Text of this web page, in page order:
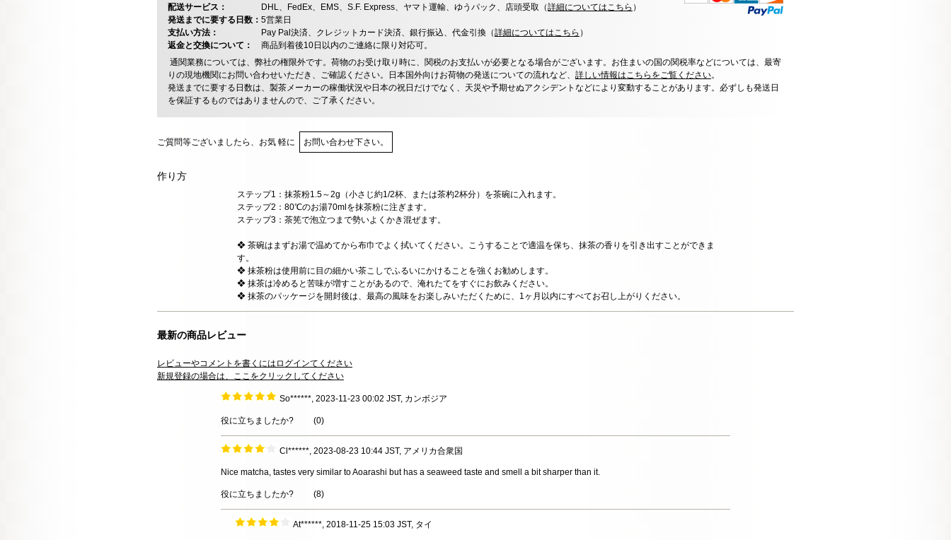
配送サービス：
DHL、FedEx、EMS、S.F. Express、ヤマト運輸、ゆうパック、店頭受取（詳細についてはこちら ）
発送までに要する日数： 5営業日
支払い方法：
Pay Pal決済、クレジットカード決済、銀行振込、代金引換（詳細についてはこちら ）
返金と交換について：
商品到着後10日以内のご連絡に限り対応可。
通関業務については、弊社の権限外です。荷物のお受け取り時に、関税のお支払いが必要となる場合がございます。お住まいの国の関税率などについては、最寄
りの現地機関にお問い合わせいただき、ご確認ください。日本国外向けお荷物の発送についての流れなど、 詳しい情報はこちらをご覧ください。
発送までに要する日数は、製茶メーカーの稼働状況や日本の祝日だけでなく、天災や予期せぬアクシデントなどにより変動することがあります。必ずしも発送日
を保証するものではありませんので、ご了承ください。
ご質問等ございましたら、お気 軽に お問い合わせ下さい。
作り方
ステップ1：抹茶粉1.5～2g（小さじ約1/2杯、または茶杓2杯分）を茶碗に入れます。
ステップ2：80℃のお湯70mlを抹茶粉に注ぎます。
ステップ3：茶筅で泡立つまで勢いよくかき混ぜます。
❖ 茶碗はまずお湯で温めてから布巾でよく拭いてください。こうすることで適温を保ち、抹茶の香りを引き出すことができま
す。
❖ 抹茶粉は使用前に目の細かい茶こしでふるいにかけることを強くお勧めします。
❖ 抹茶は冷めると苦味が増すことがあるので、淹れたてをすぐにお飲みください。
❖ 抹茶のパッケージを開封後は、最高の風味をお楽しみいただくために、1ヶ月以内にすべてお召し上がりください。
最新の商品レビュー
レビューやコメントを書くにはログインてください
新規登録の場合は、ここをクリックしてください
So******, 2023-11-23 00:02 JST, カンボジア
役に立ちましたか? (0)
Cl******, 2023-08-23 10:44 JST, アメリカ合衆国
Nice matcha, tastes very similar to Aoarashi but has a seaweed taste and smell a bit sharper than it.
役に立ちましたか? (8)
At******, 2018-11-25 15:03 JST, タイ